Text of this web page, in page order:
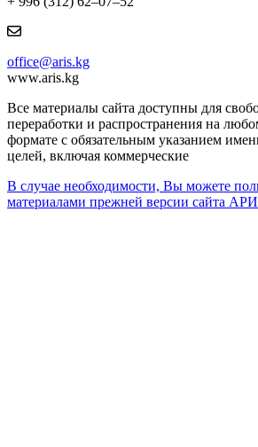
office@aris.kg
www.aris.kg
Все материалы сайта доступны для
переработки и распространения на
формате с обязательным указанием
целей, включая коммерческие
В случае необходимости, Вы можете
материалами прежней версии сайта